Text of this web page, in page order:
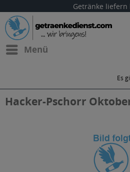
Getränke liefern
Menü
Es
Hacker-Pschorr